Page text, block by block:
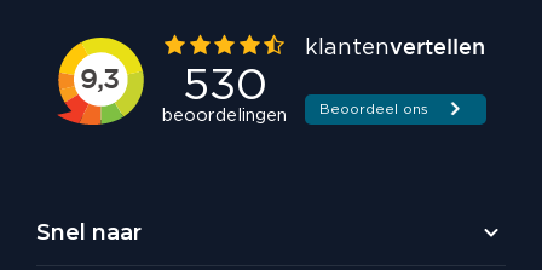
Snel naar